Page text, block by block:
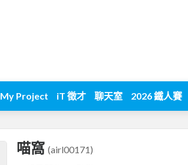
My Project iT 徵才 聊天室 2026 鐵人賽
喵窩 (airl00171)